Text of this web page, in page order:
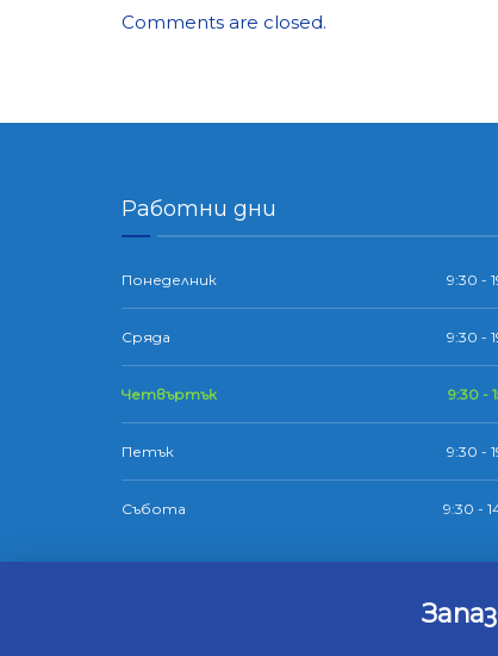
Comments are closed.
Работни дни
Понеделник 9:30 -
Сряда 9:30 -
Четвъртък 9:30 -
Петък 9:30 -
Събота 9:30 -
© 2025